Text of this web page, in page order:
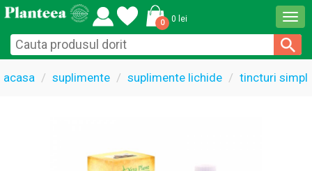
0 0 lei
acasa suplimente suplimente lichide tincturi